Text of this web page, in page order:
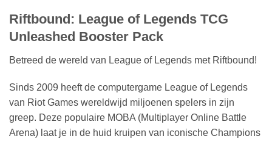
Riftbound: League of Legends TCG
Unleashed Booster Pack
Betreed de wereld van League of Legends met Riftbound!
Sinds 2009 heeft de computergame League of Legends
van Riot Games wereldwijd miljoenen spelers in zijn
greep. Deze populaire MOBA (Multiplayer Online Battle
Arena) laat je in de huid kruipen van iconische Champions